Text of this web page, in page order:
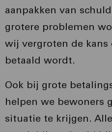
aanpakken van
grotere problemen
wij vergroten de kans
betaald wordt.
Ook bij grote
helpen we bewoners
situatie te krijgen.